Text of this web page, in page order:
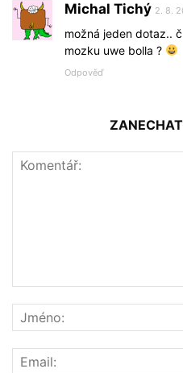
Michal Tichý 2. 8.
možná jeden dotaz..
mozku uwe bolla ?
Odpověď